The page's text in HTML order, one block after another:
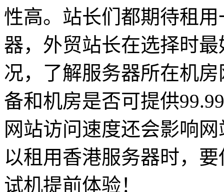
性高。站长们都期待租
器，外贸站长在选择时
况，了解服务器所在机
备和机房是否可提供
网站访问速度还会影响
以租用香港服务器时，
试机提前体验！